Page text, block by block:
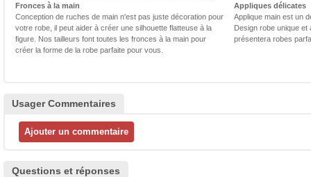
Fronces à la main
Conception de ruches de main n'est pas juste décoration pour
votre robe, il peut aider à créer une silhouette flatteuse à la
figure. Nos tailleurs font toutes les fronces à la main pour
créer la forme de la robe parfaite pour vous.
Appliques délicates
Applique main est un
Design robe unique et
présentera robes
Usager Commentaires
Questions et réponses